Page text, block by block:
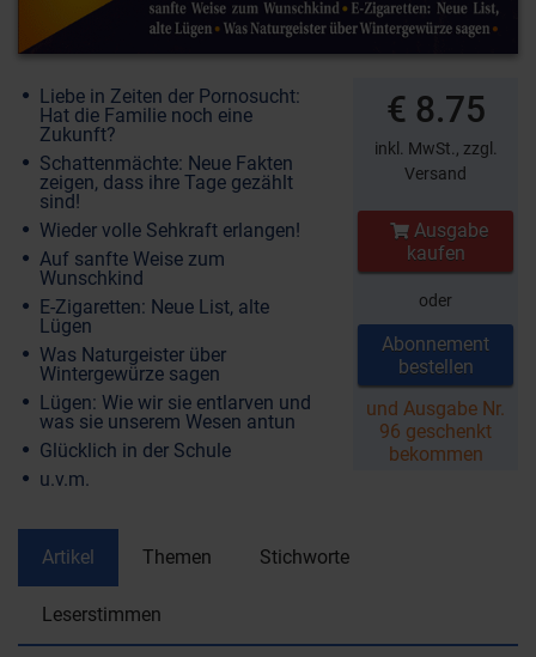
Liebe in Zeiten der Pornosucht:
Hat die Familie noch eine
Zukunft?
Schattenmächte: Neue Fakten
zeigen, dass ihre Tage gezählt
sind!
Wieder volle Sehkraft erlangen!
Auf sanfte Weise zum
Wunschkind
E-Zigaretten: Neue List, alte
Lügen
Was Naturgeister über
Wintergewürze sagen
Lügen: Wie wir sie entlarven und
was sie unserem Wesen antun
Glücklich in der Schule
u.v.m.
€ 8.75
inkl. MwSt., zzgl.
Versand
Ausgabe
kaufen
oder
Abonnement
bestellen
und Ausgabe Nr.
96 geschenkt
bekommen
Artikel Themen Stichworte
Leserstimmen